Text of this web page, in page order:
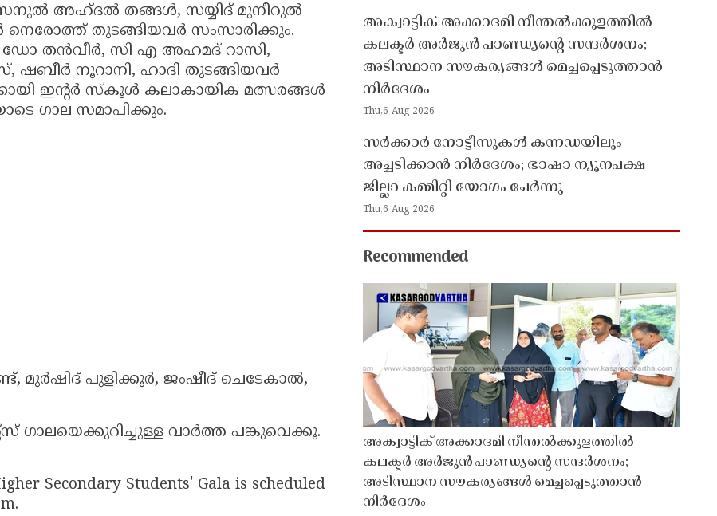
അഹ്ദൽ തങ്ങൾ, സയ്യിദ് മുനീറുൽ
നെരോത്ത് തുടങ്ങിയവർ സംസാരിക്കും.
തൻവീർ, സി എ അഹമദ് റാസി,
നൂറാനി, ഹാദി തുടങ്ങിയവർ
ഇന്റർ സ്കൂൾ കലാകായിക മത്സരങ്ങൾ
ഗാല സമാപിക്കും.
മുർഷിദ് പുളിക്കൂർ, ജംഷീദ് ചെടേകാൽ,
വാർത്ത പങ്കുവെക്കൂ.
Secondary Students' Gala is scheduled
അക്വാട്ടിക് അക്കാദമി നീന്തൽക്കുളത്തിൽ
കലക്ടർ അർജുൻ പാണ്ഡ്യൻ്റെ സന്ദർശനം;
അടിസ്ഥാന സൗകര്യങ്ങൾ മെച്ചപ്പെടുത്താൻ
നിർദേശം
Thu,6 Aug 2026
സർക്കാർ നോട്ടീസുകൾ കന്നഡയിലും
അച്ചടിക്കാൻ നിർദേശം; ഭാഷാ ന്യൂനപക്ഷ
ജില്ലാ കമ്മിറ്റി യോഗം ചേർന്നു
Thu,6 Aug 2026
Recommended
അക്വാട്ടിക് അക്കാദമി നീന്തൽക്കുളത്തിൽ
കലക്ടർ അർജുൻ പാണ്ഡ്യൻ്റെ സന്ദർശനം;
അടിസ്ഥാന സൗകര്യങ്ങൾ മെച്ചപ്പെടുത്താൻ
നിർദേശം